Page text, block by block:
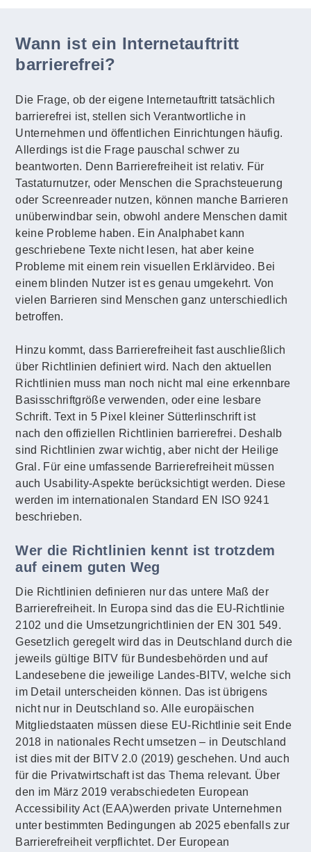
Wann ist ein Internetauftritt
barrierefrei?
Die Frage, ob der eigene Internetauftritt tatsächlich
barrierefrei ist, stellen sich Verantwortliche in
Unternehmen und öffentlichen Einrichtungen häufig.
Allerdings ist die Frage pauschal schwer zu
beantworten. Denn Barrierefreiheit ist relativ. Für
Tastaturnutzer, oder Menschen die Sprachsteuerung
oder Screenreader nutzen, können manche Barrieren
unüberwindbar sein, obwohl andere Menschen damit
keine Probleme haben. Ein Analphabet kann
geschriebene Texte nicht lesen, hat aber keine
Probleme mit einem rein visuellen Erklärvideo. Bei
einem blinden Nutzer ist es genau umgekehrt. Von
vielen Barrieren sind Menschen ganz unterschiedlich
betroffen.
Hinzu kommt, dass Barrierefreiheit fast auschließlich
über Richtlinien definiert wird. Nach den aktuellen
Richtlinien muss man noch nicht mal eine erkennbare
Basisschriftgröße verwenden, oder eine lesbare
Schrift. Text in 5 Pixel kleiner Sütterlinschrift ist
nach den offiziellen Richtlinien barrierefrei. Deshalb
sind Richtlinien zwar wichtig, aber nicht der Heilige
Gral. Für eine umfassende Barrierefreiheit müssen
auch Usability-Aspekte berücksichtigt werden. Diese
werden im internationalen Standard EN ISO 9241
beschrieben.
Wer die Richtlinien kennt ist trotzdem
auf einem guten Weg
Die Richtlinien definieren nur das untere Maß der
Barrierefreiheit. In Europa sind das die EU-Richtlinie
2102 und die Umsetzungrichtlinien der EN 301 549.
Gesetzlich geregelt wird das in Deutschland durch die
jeweils gültige BITV für Bundesbehörden und auf
Landesebene die jeweilige Landes-BITV, welche sich
im Detail unterscheiden können. Das ist übrigens
nicht nur in Deutschland so. Alle europäischen
Mitgliedstaaten müssen diese EU-Richtlinie seit Ende
2018 in nationales Recht umsetzen – in Deutschland
ist dies mit der BITV 2.0 (2019) geschehen. Und auch
für die Privatwirtschaft ist das Thema relevant. Über
den im März 2019 verabschiedeten European
Accessibility Act (EAA)werden private Unternehmen
unter bestimmten Bedingungen ab 2025 ebenfalls zur
Barrierefreiheit verpflichtet. Der European